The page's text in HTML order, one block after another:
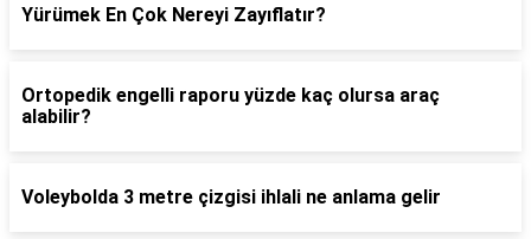
Yürümek En Çok Nereyi Zayıflatır?
Ortopedik engelli raporu yüzde kaç olursa araç
alabilir?
Voleybolda 3 metre çizgisi ihlali ne anlama gelir